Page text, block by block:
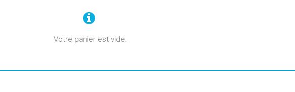
Votre panier est vide.